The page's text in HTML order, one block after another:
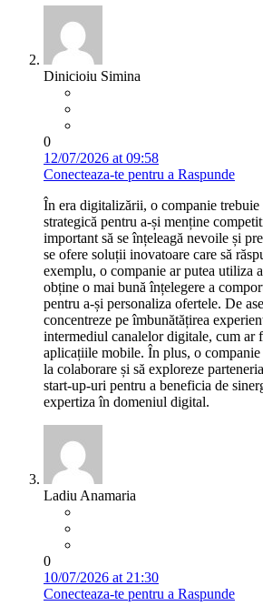
Dinicioiu Simina
0
12/07/2026 at 09:58
Conecteaza-te pentru a Raspunde
În era digitalizării, o companie trebuie
strategică pentru a-și menține
important să se înțeleagă nevoile și
se ofere soluții inovatoare care să
exemplu, o companie ar putea utiliza
obține o mai bună înțelegere a
pentru a-și personaliza ofertele. De
concentreze pe îmbunătățirea
intermediul canalelor digitale, cum ar
aplicațiile mobile. În plus, o companie
la colaborare și să exploreze
start-up-uri pentru a beneficia de
expertiza în domeniul digital.
Ladiu Anamaria
0
10/07/2026 at 21:30
Conecteaza-te pentru a Raspunde